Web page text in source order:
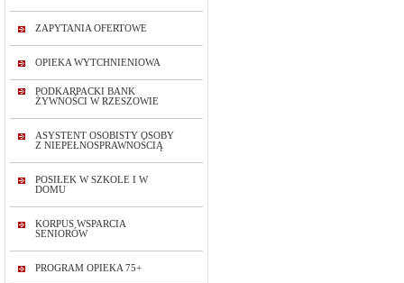
ZAPYTANIA OFERTOWE
OPIEKA WYTCHNIENIOWA
PODKARPACKI BANK
ŻYWNOŚCI W RZESZOWIE
ASYSTENT OSOBISTY OSOBY
Z NIEPEŁNOSPRAWNOŚCIĄ
POSIŁEK W SZKOLE I W
DOMU
KORPUS WSPARCIA
SENIORÓW
PROGRAM OPIEKA 75+